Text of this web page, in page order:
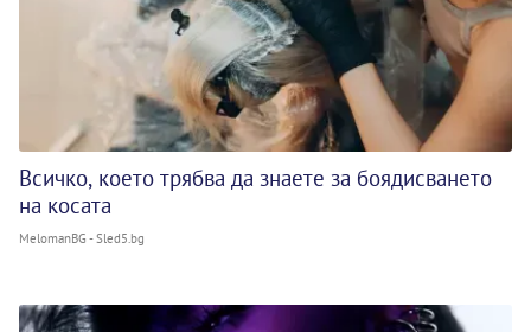
Всичко, което трябва да знаете за боядисването
на косата
MelomanBG - Sled5.bg